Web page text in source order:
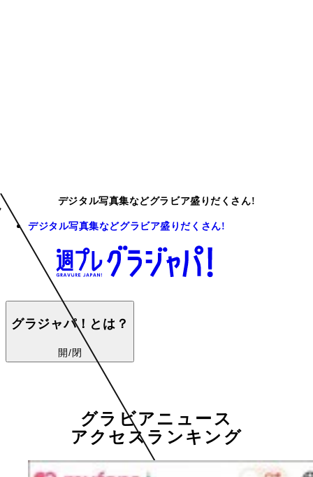
デジタル写真集などグラビア盛りだくさん!
デジタル写真集などグラビア盛りだくさん!
グラジャパ！とは？
開/閉
グラビアニュース
アクセスランキング